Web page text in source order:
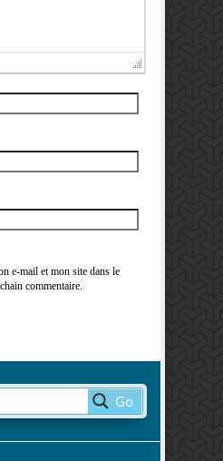
e-mail et mon site dans le
commentaire.
Go